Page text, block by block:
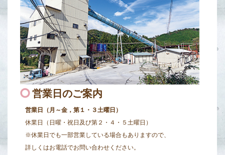
営業日のご案内
営業日（月～金，第１・３土曜日）
休業日（日曜・祝日及び第２・４・５土曜日）
※休業日でも一部営業している場合もありますので、
詳しくはお電話でお問い合わせください。